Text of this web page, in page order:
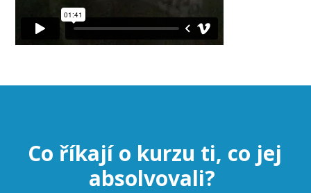
Co říkají o kurzu ti, co jej
absolvovali?